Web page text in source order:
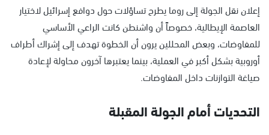
إعلان نقل الجولة إلى روما يطرح تساؤلات حول دوافع إسرائيل لاختيار
العاصمة الإيطالية، خصوصاً أن واشنطن كانت الراعي الأساسي
للمفاوضات، وبعض المحللين يرون أن الخطوة تهدف إلى إشراك أطراف
أوروبية بشكل أكبر في العملية، بينما يعتبرها آخرون محاولة لإعادة
صياغة التوازنات داخل المفاوضات.
التحديات أمام الجولة المقبلة